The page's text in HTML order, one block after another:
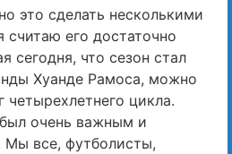
это сделать несколькими
его достаточно
сегодня, что сезон стал
Хуанде Рамоса, можно
четырехлетнего цикла.
очень важным и
Мы все, футболисты,